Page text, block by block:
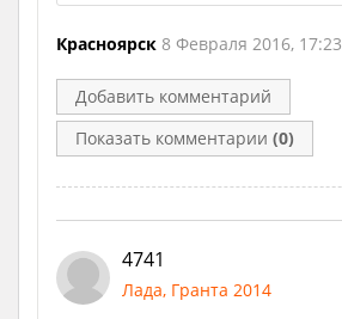
Красноярск 8 Февраля 2016, 17:23
Добавить комментарий
Показать комментарии (0)
4741
Лада, Гранта 2014